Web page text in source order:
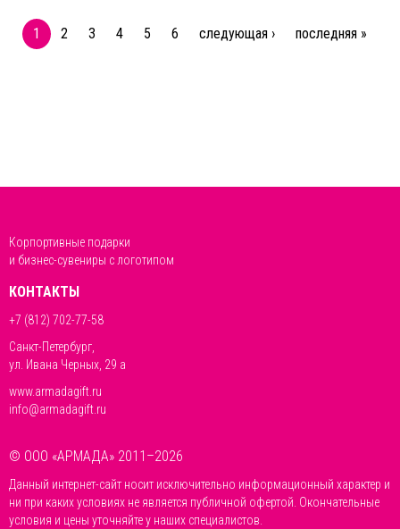
1 2 3 4 5 6 следующая › последняя »
Корпортивные подарки
и бизнес-сувениры с логотипом
КОНТАКТЫ
+7 (812) 702-77-58
Санкт-Петербург,
ул. Ивана Черных, 29 а
www.armadagift.ru
info@armadagift.ru
© ООО «АРМАДА» 2011–2026
Данный интернет-сайт носит исключительно информационный характер и
ни при каких условиях не является публичной офертой. Окончательные
условия и цены уточняйте у наших специалистов.